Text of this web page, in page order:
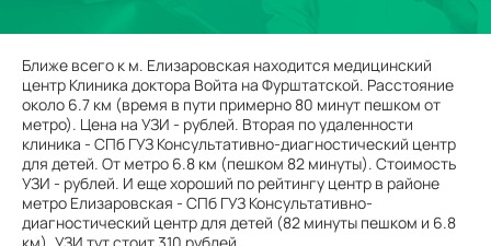
Ближе всего к м. Елизаровская находится медицинский
центр Клиника доктора Войта на Фурштатской. Расстояние
около 6.7 км (время в пути примерно 80 минут пешком от
метро). Цена на УЗИ - рублей. Вторая по удаленности
клиника - СПб ГУЗ Консультативно-диагностический центр
для детей. От метро 6.8 км (пешком 82 минуты). Стоимость
УЗИ - рублей. И еще хороший по рейтингу центр в районе
метро Елизаровская - СПб ГУЗ Консультативно-
диагностический центр для детей (82 минуты пешком и 6.8